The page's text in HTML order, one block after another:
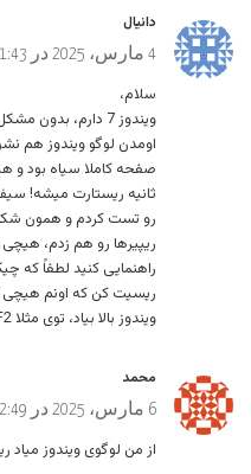
دانیال
4 مارس، 2025 در 1:43 ب.ظ
سلام،
ویندوز 7 دارم،
اومدن لوگو ویندوز هم
ثانیه ریستارت میشه!
رو تست کردم و همون
ریپیرها رو هم زدم،
راهنمایی کنید لطفاً که
ریسیت کن که اونم هیچی
ویندوز بالا بیاد، توی مثلا F2 میشه کاریش کرد؟
محمد
6 مارس، 2025 در 12:49 ب.ظ
از من لوگوی ویندوز